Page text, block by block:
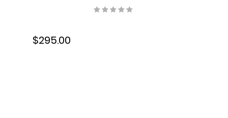
ppm/70 ipm, Resolucion 600
$295.00